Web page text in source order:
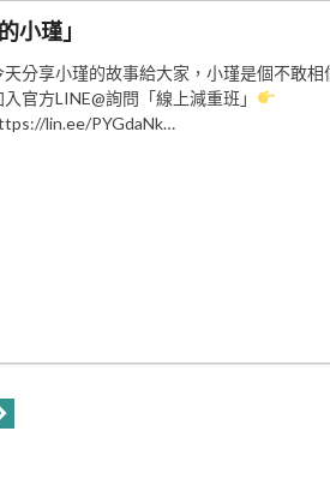
小瑾」
天分享小瑾的故事給大家，小瑾是個不敢
入官方LINE@詢問「線上減重班」
lin.ee/PYGdaNk…